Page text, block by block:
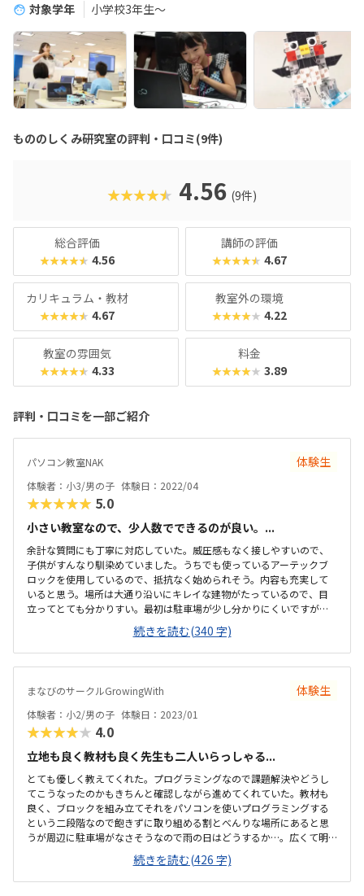
対象学年
小学校3年生〜
もののしくみ研究室の評判・口コミ(9件)
★★★★★ 4.56 (9件)
総合評価
★★★★★ 4.56
講師の評価
★★★★★ 4.67
カリキュラム・教材
★★★★★ 4.67
教室外の環境
★★★★★ 4.22
教室の雰囲気
★★★★★ 4.33
料金
★★★★★ 3.89
評判・口コミを一部ご紹介
パソコン教室NAK 体験生
体験者：小3/男の子 体験日：2022/04
★★★★★ 5.0
小さい教室なので、少人数でできるのが良い。...
余計な質問にも丁寧に対応していた。威圧感もなく接しやすいので、
子供がすんなり馴染めていました。うちでも使っているアーテックブ
ロックを使用しているので、抵抗なく始められそう。内容も充実して
いると思う。場所は大通り沿いにキレイな建物がたっているので、目
立ってとても分かりすい。最初は駐車場が少し分かりにくいですが、
換気等、気を使っておこなっていた。教室内も清潔感があり、リラッ
クスできる雰囲気。授業は月2回です。もう少し安いとありがたいです
が、他のプログラミングスクールより安価だと思います。自分が作っ
たものが動くので、楽しかったようです。内容は子供が興味を持つよ
ピングを学べます。色々と行き届いた教室だと思いました。
続きを読む(340 字)
まなびのサークルGrowingWith 体験生
体験者：小2/男の子 体験日：2023/01
★★★★★ 4.0
立地も良く教材も良く先生も二人いらっしゃる...
とても優しく教えてくれた。プログラミングなので課題解決やどうし
てこうなったのかもきちんと確認しながら進めてくれていた。教材も
良く、ブロックを組み立てそれをパソコンを使いプログラミングする
という二段階なので飽きずに取り組める割とべんりな場所にあると思
うが周辺に駐車場がなさそうなので雨の日はどうするか…。広くて明
るい。レンタルルームとして使われているようなので広すぎるくら
い、リラックスして授業を受けられた。時間と料金の提示が曖昧な所
があった。休んだ場合は振替等はなく次回はその2コマは飛ばして次の
続きを読む(426 字)